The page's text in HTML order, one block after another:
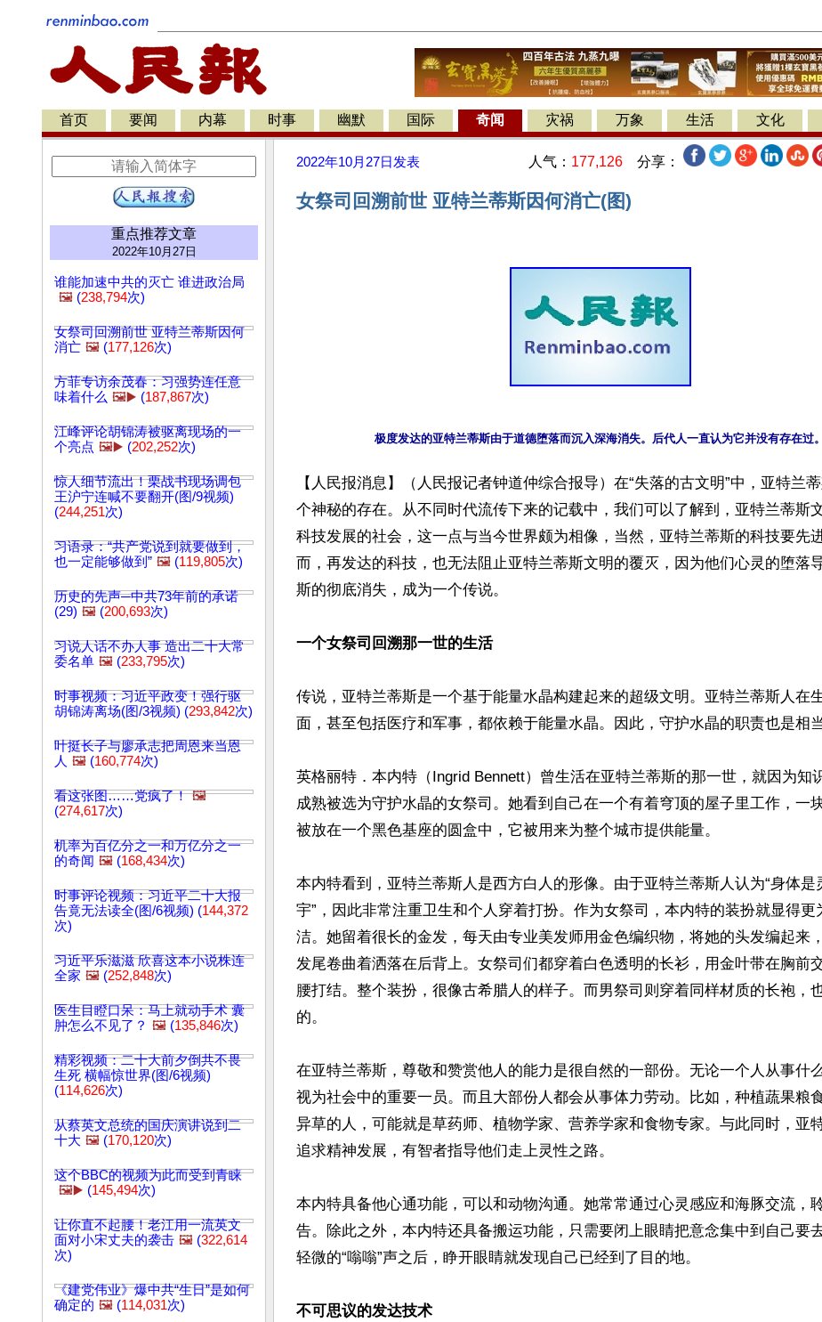
首页 要闻 内幕 时事 幽默 国际 奇闻 灾祸 万象 生活 文化
重点推荐文章
2022年10月27日
谁能加速中共的灭亡 谁进政治局
🖼️ (238,794次)
女祭司回溯前世 亚特兰蒂斯因何
消亡 🖼️ (177,126次)
方菲专访余茂春：习强势连任意
味着什么 🖼️▶️ (187,867次)
江峰评论胡锦涛被驱离现场的一
个亮点 🖼️▶️ (202,252次)
惊人细节流出！栗战书现场调包
王沪宁连喊不要翻开(图/9视频)
(244,251次)
习语录：“共产党说到就要做到，
也一定能够做到” 🖼️ (119,805次)
历史的先声─中共73年前的承诺
(29) 🖼️ (200,693次)
习说人话不办人事 造出二十大常
委名单 🖼️ (233,795次)
时事视频：习近平政变！强行驱
胡锦涛离场(图/3视频) (293,842次)
叶挺长子与廖承志把周恩来当恩
人 🖼️ (160,774次)
看这张图……党疯了！ 🖼️
(274,617次)
机率为百亿分之一和万亿分之一
的奇闻 🖼️ (168,434次)
时事评论视频：习近平二十大报
告竟无法读全(图/6视频) (144,372
次)
习近平乐滋滋 欣喜这本小说株连
全家 🖼️ (252,848次)
医生目瞪口呆：马上就动手术 囊
肿怎么不见了？ 🖼️ (135,846次)
精彩视频：二十大前夕倒共不畏
生死 横幅惊世界(图/6视频)
(114,626次)
从蔡英文总统的国庆演讲说到二
十大 🖼️ (170,120次)
这个BBC的视频为此而受到青睐
🖼️▶️ (145,494次)
让你直不起腰！老江用一流英文
面对小宋丈夫的袭击 🖼️ (322,614
次)
《建党伟业》爆中共“生日”是如何
确定的 🖼️ (114,031次)
2022年10月27日 发表 人气： 177,126 分享：
女祭司回溯前世 亚特兰蒂斯因何消亡(图)
【人民报消息】（人民报记者钟道仲综合报导）在“失落的古文明”中，亚特兰
个神秘的存在。从不同时代流传下来的记载中，我们可以了解到，亚特兰蒂斯
科技发展的社会，这一点与当今世界颇为相像，当然，亚特兰蒂斯的科技要先
而，再发达的科技，也无法阻止亚特兰蒂斯文明的覆灭，因为他们心灵的堕落
斯的彻底消失，成为一个传说。
一个女祭司回溯那一世的生活
传说，亚特兰蒂斯是一个基于能量水晶构建起来的超级文明。亚特兰蒂斯人在
面，甚至包括医疗和军事，都依赖于能量水晶。因此，守护水晶的职责也是相当
英格丽特．本内特（Ingrid Bennett）曾生活在亚特兰蒂斯的那一世，就因为知
成熟被选为守护水晶的女祭司。她看到自己在一个有着穹顶的屋子里工作，一
被放在一个黑色基座的圆盒中，它被用来为整个城市提供能量。
本内特看到，亚特兰蒂斯人是西方白人的形像。由于亚特兰蒂斯人认为“身体是
宇”，因此非常注重卫生和个人穿着打扮。作为女祭司，本内特的装扮就显得更
洁。她留着很长的金发，每天由专业美发师用金色编织物，将她的头发编起来
发尾卷曲着洒落在后背上。女祭司们都穿着白色透明的长衫，用金叶带在胸前
腰打结。整个装扮，很像古希腊人的样子。而男祭司则穿着同样材质的长袍，
的。
在亚特兰蒂斯，尊敬和赞赏他人的能力是很自然的一部份。无论一个人从事什
视为社会中的重要一员。而且大部份人都会从事体力劳动。比如，种植蔬果粮
异草的人，可能就是草药师、植物学家、营养学家和食物专家。与此同时，亚
追求精神发展，有智者指导他们走上灵性之路。
本内特具备他心通功能，可以和动物沟通。她常常通过心灵感应和海豚交流，
告。除此之外，本内特还具备搬运功能，只需要闭上眼睛把意念集中到自己要
轻微的“嗡嗡”声之后，睁开眼睛就发现自己已经到了目的地。
不可思议的发达技术